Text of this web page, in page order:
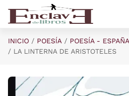
Saltar al contenido principal
INICIO POESÍA
POESÍA -
LA LINTERNA DE ARISTOTELES